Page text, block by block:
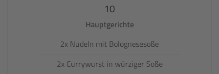
10
Hauptgerichte
2x Nudeln mit Bolognesesoße
2x Currywurst in würziger Soße